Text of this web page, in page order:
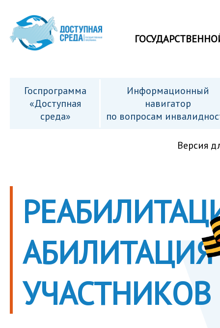
Госпрограмма
«Доступная
среда»
Информационный
навигатор
по вопросам
Версия
АБИЛИТАЦИЯ